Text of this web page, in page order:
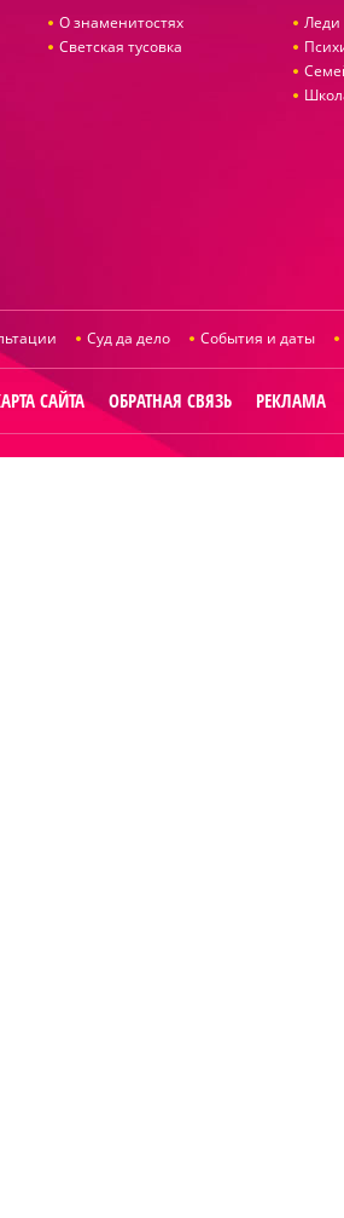
О знаменитостях
Светская тусовка
Леди
Суд да дело События и даты
САЙТА ОБРАТНАЯ СВЯЗЬ РЕКЛАМА